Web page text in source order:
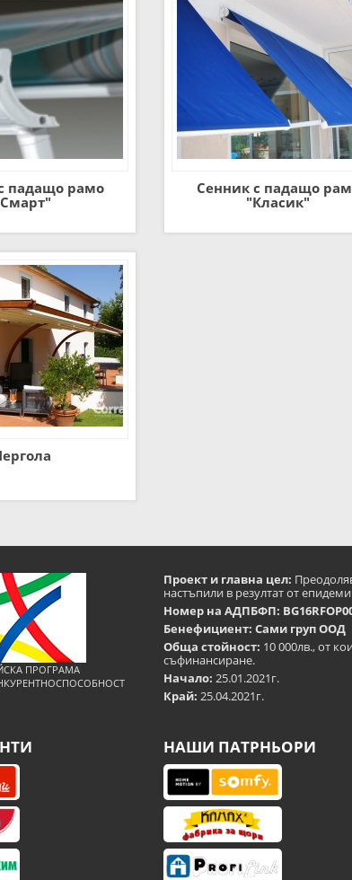
падащо рамо
Сенник с падащо
"Класик"
ПРОГРАМА
Проект и главна цел:
настъпили в резултат от
Номер на АДПБФП:
Бенефициент: Сами груп ООД
Обща стойност: 10 000лв., от
съфинансиране.
Начало: 25.01.2021г.
Край: 25.04.2021г.
НАШИ ПАТРНЬОРИ